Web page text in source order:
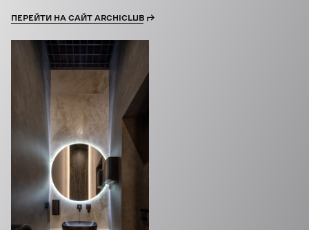
ПЕРЕЙТИ НА САЙТ ARCHICLUB